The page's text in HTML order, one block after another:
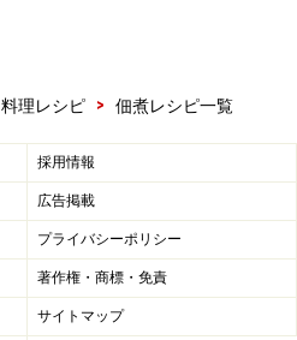
料理レシピ > 佃煮レシピ一覧
採用情報
広告掲載
プライバシーポリシー
著作権・商標・免責
サイトマップ